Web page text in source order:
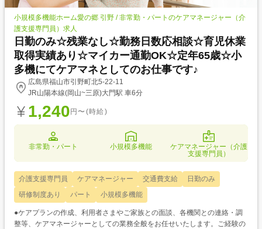
小規模多機能ホーム愛の郷 引野 / 非常勤・パートのケアマネージャー（介
護支援専門員）求人
日勤のみ☆残業なし☆勤務日数応相談☆育児休業
取得実績あり☆マイカー通勤OK☆定年65歳☆小
多機にてケアマネとしてのお仕事です♪
広島県福山市引野町北5-22-11
JR山陽本線(岡山~三原)大門駅 車6分
1,240 円〜(時給)
非常勤・パート 小規模多機能
ケアマネージャー（介護
支援専門員）
介護支援専門員 ケアマネージャー 交通費支給
日勤のみ
研修制度あり
パート 小規模多機能
●ケアプランの作成、利用者さまやご家族との面談、各機関との連絡・調
整等、ケアマネージャーとしての業務全般をお任せいたします。ご経験の